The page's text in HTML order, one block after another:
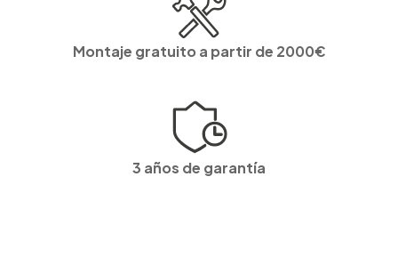
Montaje gratuito a partir de 2000€
3 años de garantía